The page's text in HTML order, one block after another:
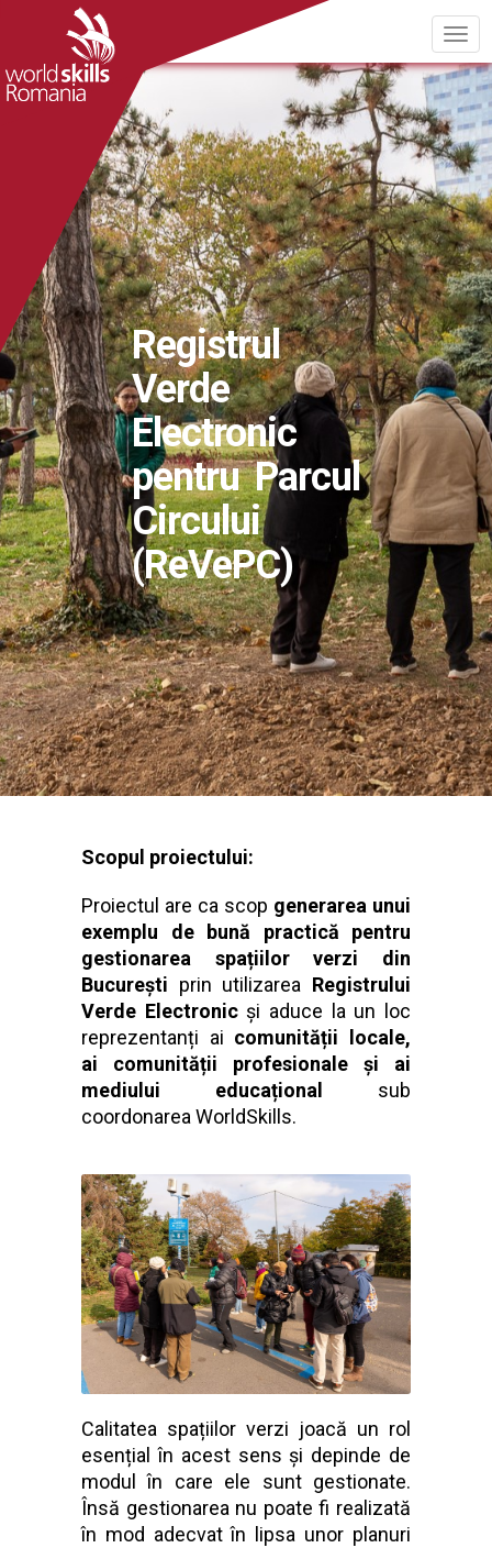
Registrul
Verde
Electronic
pentru Parcul
Circului
(ReVePC)
Scopul proiectului:
Proiectul are ca scop generarea unui
exemplu de bună practică pentru
gestionarea spațiilor verzi din
București prin utilizarea Registrului
Verde Electronicși aduce la un loc
reprezentanți ai comunității locale,
ai comunității profesionale și ai
mediului educațional
sub
coordonarea WorldSkills.
Calitatea spațiilor verzi joacă un rol
esențial în acest sens și depinde de
modul în care ele sunt gestionate.
Însă gestionarea nu poate fi realizată
în mod adecvat în lipsa unor planuri